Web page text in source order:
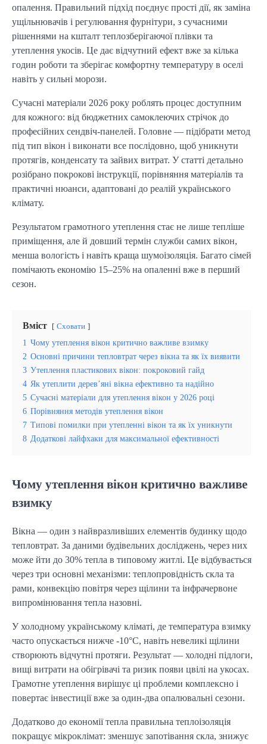
опалення. Правильний підхід поєднує прості дії, як заміна
ущільнювачів і регулювання фурнітури, з сучасними
рішеннями на кшталт теплозберігаючої плівки та
утеплення укосів. Це дає відчутний ефект вже за кілька
годин роботи та зберігає комфортну температуру в оселі
навіть у сильні морози.
Сучасні матеріали 2026 року роблять процес доступним
для кожного: від бюджетних самоклеючих стрічок до
професійних сендвіч-панелей. Головне — підібрати метод
під тип вікон і виконати все послідовно, щоб уникнути
протягів, конденсату та зайвих витрат. У статті детально
розібрано покрокові інструкції, порівняння матеріалів та
практичні нюанси, адаптовані до реалій українського
клімату.
Результатом грамотного утеплення стає не лише тепліше
приміщення, але й довший термін служби самих вікон,
менша вологість і навіть краща шумоізоляція. Багато сімей
помічають економію 15–25% на опаленні вже в перший
сезон.
Вміст Сховати
1 Чому утеплення вікон критично важливе взимку
2 Основні причини тепловтрат через вікна та як їх виявити
3 Утеплення пластикових вікон: покроковий гайд
4 Як утеплити дерев’яні вікна ефективно та надійно
5 Сучасні матеріали для утеплення вікон у 2026 році
6 Порівняння методів утеплення вікон
7 Типові помилки при утепленні вікон та як їх уникнути
8 Додаткові лайфхаки для максимальної ефективності
Чому утеплення вікон критично важливе
взимку
Вікна — один з найвразливіших елементів будинку щодо
тепловтрат. За даними будівельних досліджень, через них
може йти до 30% тепла в типовому житлі. Це відбувається
через три основні механізми: теплопровідність скла та
рами, конвекцію повітря через щілини та інфрачервоне
випромінювання тепла назовні.
У холодному українському кліматі, де температура взимку
часто опускається нижче -10°C, навіть невеликі щілини
створюють відчутні протяги. Результат — холодні підлоги,
вищі витрати на обігрівачі та ризик появи цвілі на укосах.
Грамотне утеплення вирішує ці проблеми комплексно і
повертає інвестиції вже за один-два опалювальні сезони.
Додатково до економії тепла правильна теплоізоляція
покращує мікроклімат: зменшує запотівання скла, знижує